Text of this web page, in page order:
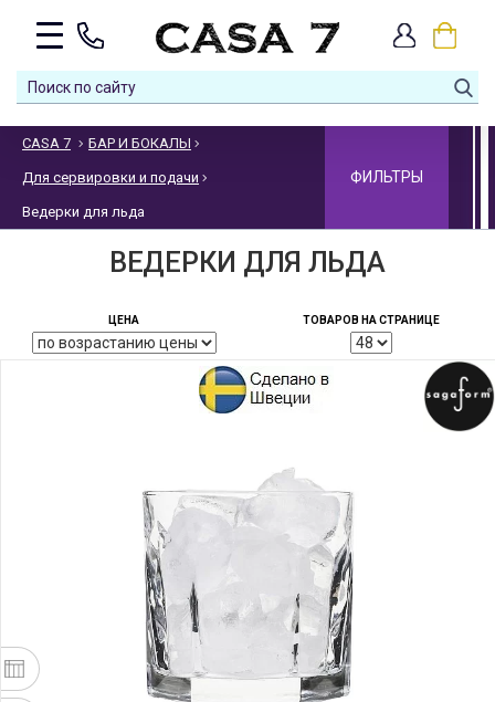
CASA 7 БАР И БОКАЛЫ
Для сервировки и подачи
Ведерки для льда
ФИЛЬТРЫ
ВЕДЕРКИ ДЛЯ ЛЬДА
ЦЕНА ТОВАРОВ НА СТРАНИЦЕ